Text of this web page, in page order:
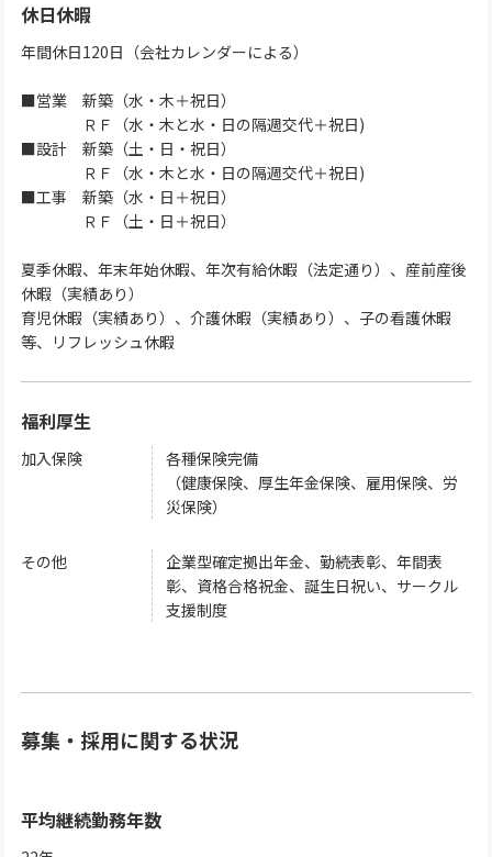
休日休暇
年間休日120日（会社カレンダーによる）
■営業 新築（水・木＋祝日）
ＲＦ（水・木と水・日の隔週交代＋祝日)
■設計 新築（土・日・祝日）
ＲＦ（水・木と水・日の隔週交代＋祝日)
■工事 新築（水・日＋祝日）
ＲＦ（土・日＋祝日）
夏季休暇、年末年始休暇、年次有給休暇（法定通り）、産前産後
休暇（実績あり）
育児休暇（実績あり）、介護休暇（実績あり）、子の看護休暇
等、リフレッシュ休暇
福利厚生
加入保険
各種保険完備
（健康保険、厚生年金保険、雇用保険、労
災保険）
その他
企業型確定拠出年金、勤続表彰、年間表
彰、資格合格祝金、誕生日祝い、サークル
支援制度
募集・採用に関する状況
平均継続勤務年数